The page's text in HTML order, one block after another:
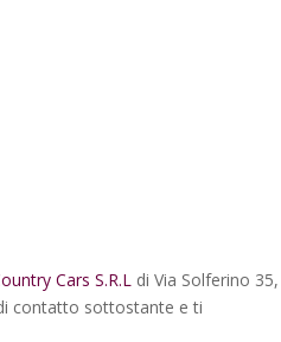
Cars S.R.L di Via Solferino 35,
contatto sottostante e ti